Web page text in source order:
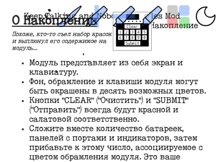
Keep Talking and Nobody Explodes Mod
Накопление
О Накоплении
Похоже, кто-то съел набор красок
и выплюнул его содержимое на
модуль...
Модуль представляет из себя экран и
клавиатуру.
Фон, обрамление и клавиши модуля могут
быть окрашены в десять возможных цветов.
Кнопки "CLEAR" ("Очистить") и "SUBMIT"
("Отправить") всегда будут красной и
салатовой соответственно.
Сложите вместе количество батареек,
панелей с портами и индикаторов, затем
прибавьте к этому число, ассоциируемое с
цветом обрамления модуля. Это ваше